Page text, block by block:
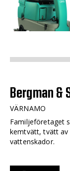
Bergman &
VÄRNAMO
Familjeföretaget
kemtvätt, tvätt av
vattenskador.